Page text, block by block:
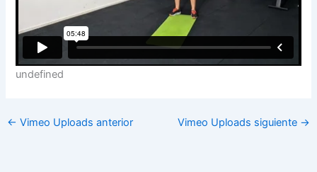
undefined
← Vimeo Uploads anterior Vimeo Uploads siguiente →